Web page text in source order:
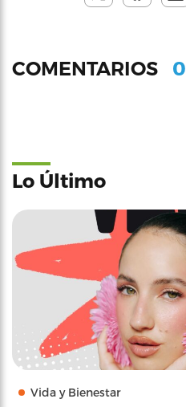
COMENTARIOS 0
Lo Último
Vida y Bienestar